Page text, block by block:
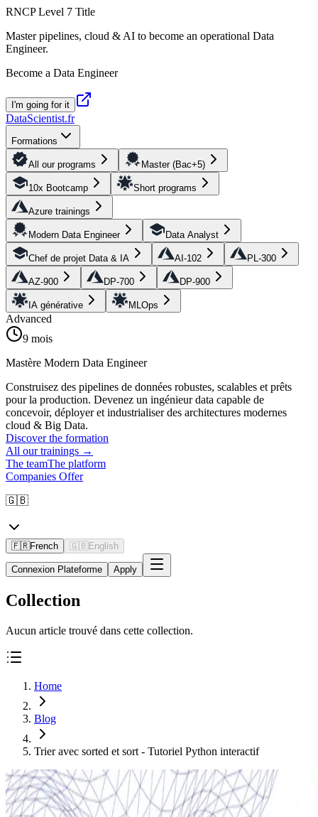
RNCP Level 7 Title
Master pipelines, cloud & AI to become an operational Data
Engineer.
Become a Data Engineer
I'm going for it
DataScientist.fr
Formations
All our programs Master (Bac+5)
10x Bootcamp Short programs
Azure trainings
Modern Data Engineer Data Analyst
Chef de projet Data & IA AI-102 PL-300
AZ-900 DP-700 DP-900
IA générative MLOps
Advanced
9 mois
Mastère Modern Data Engineer
Construisez des pipelines de données robustes, scalables et prêts
pour la production. Devenez un ingénieur data capable de
concevoir, déployer et industrialiser des architectures modernes
cloud & Big Data.
Discover the formation
All our trainings →
The teamThe platform
Companies Offer
🇬🇧
🇫🇷French 🇬🇧 English
Connexion Plateforme Apply
Collection
Aucun article trouvé dans cette collection.
Home
Blog
Trier avec sorted et sort - Tutoriel Python interactif